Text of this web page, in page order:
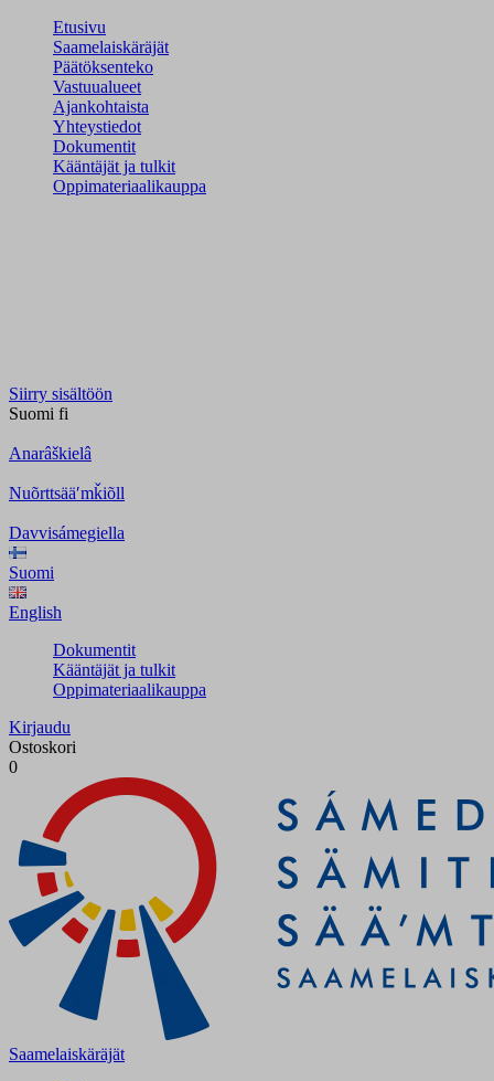
Etusivu
Saamelaiskäräjät
Päätöksenteko
Vastuualueet
Ajankohtaista
Yhteystiedot
Dokumentit
Kääntäjät ja tulkit
Oppimateriaalikauppa
Siirry sisältöön
Suomi fi
Anarâškielâ
Nuõrttsääʹmǩiõll
Davvisámegiella
Suomi
English
Dokumentit
Kääntäjät ja tulkit
Oppimateriaalikauppa
Kirjaudu
Ostoskori
0
Saamelaiskäräjät